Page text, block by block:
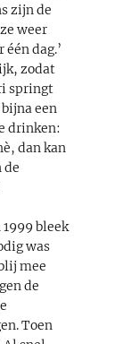
zijn de
weer
dag.’
zodat
springt
een
drinken:
dan kan
de
bleek
was
mee
de
Toen